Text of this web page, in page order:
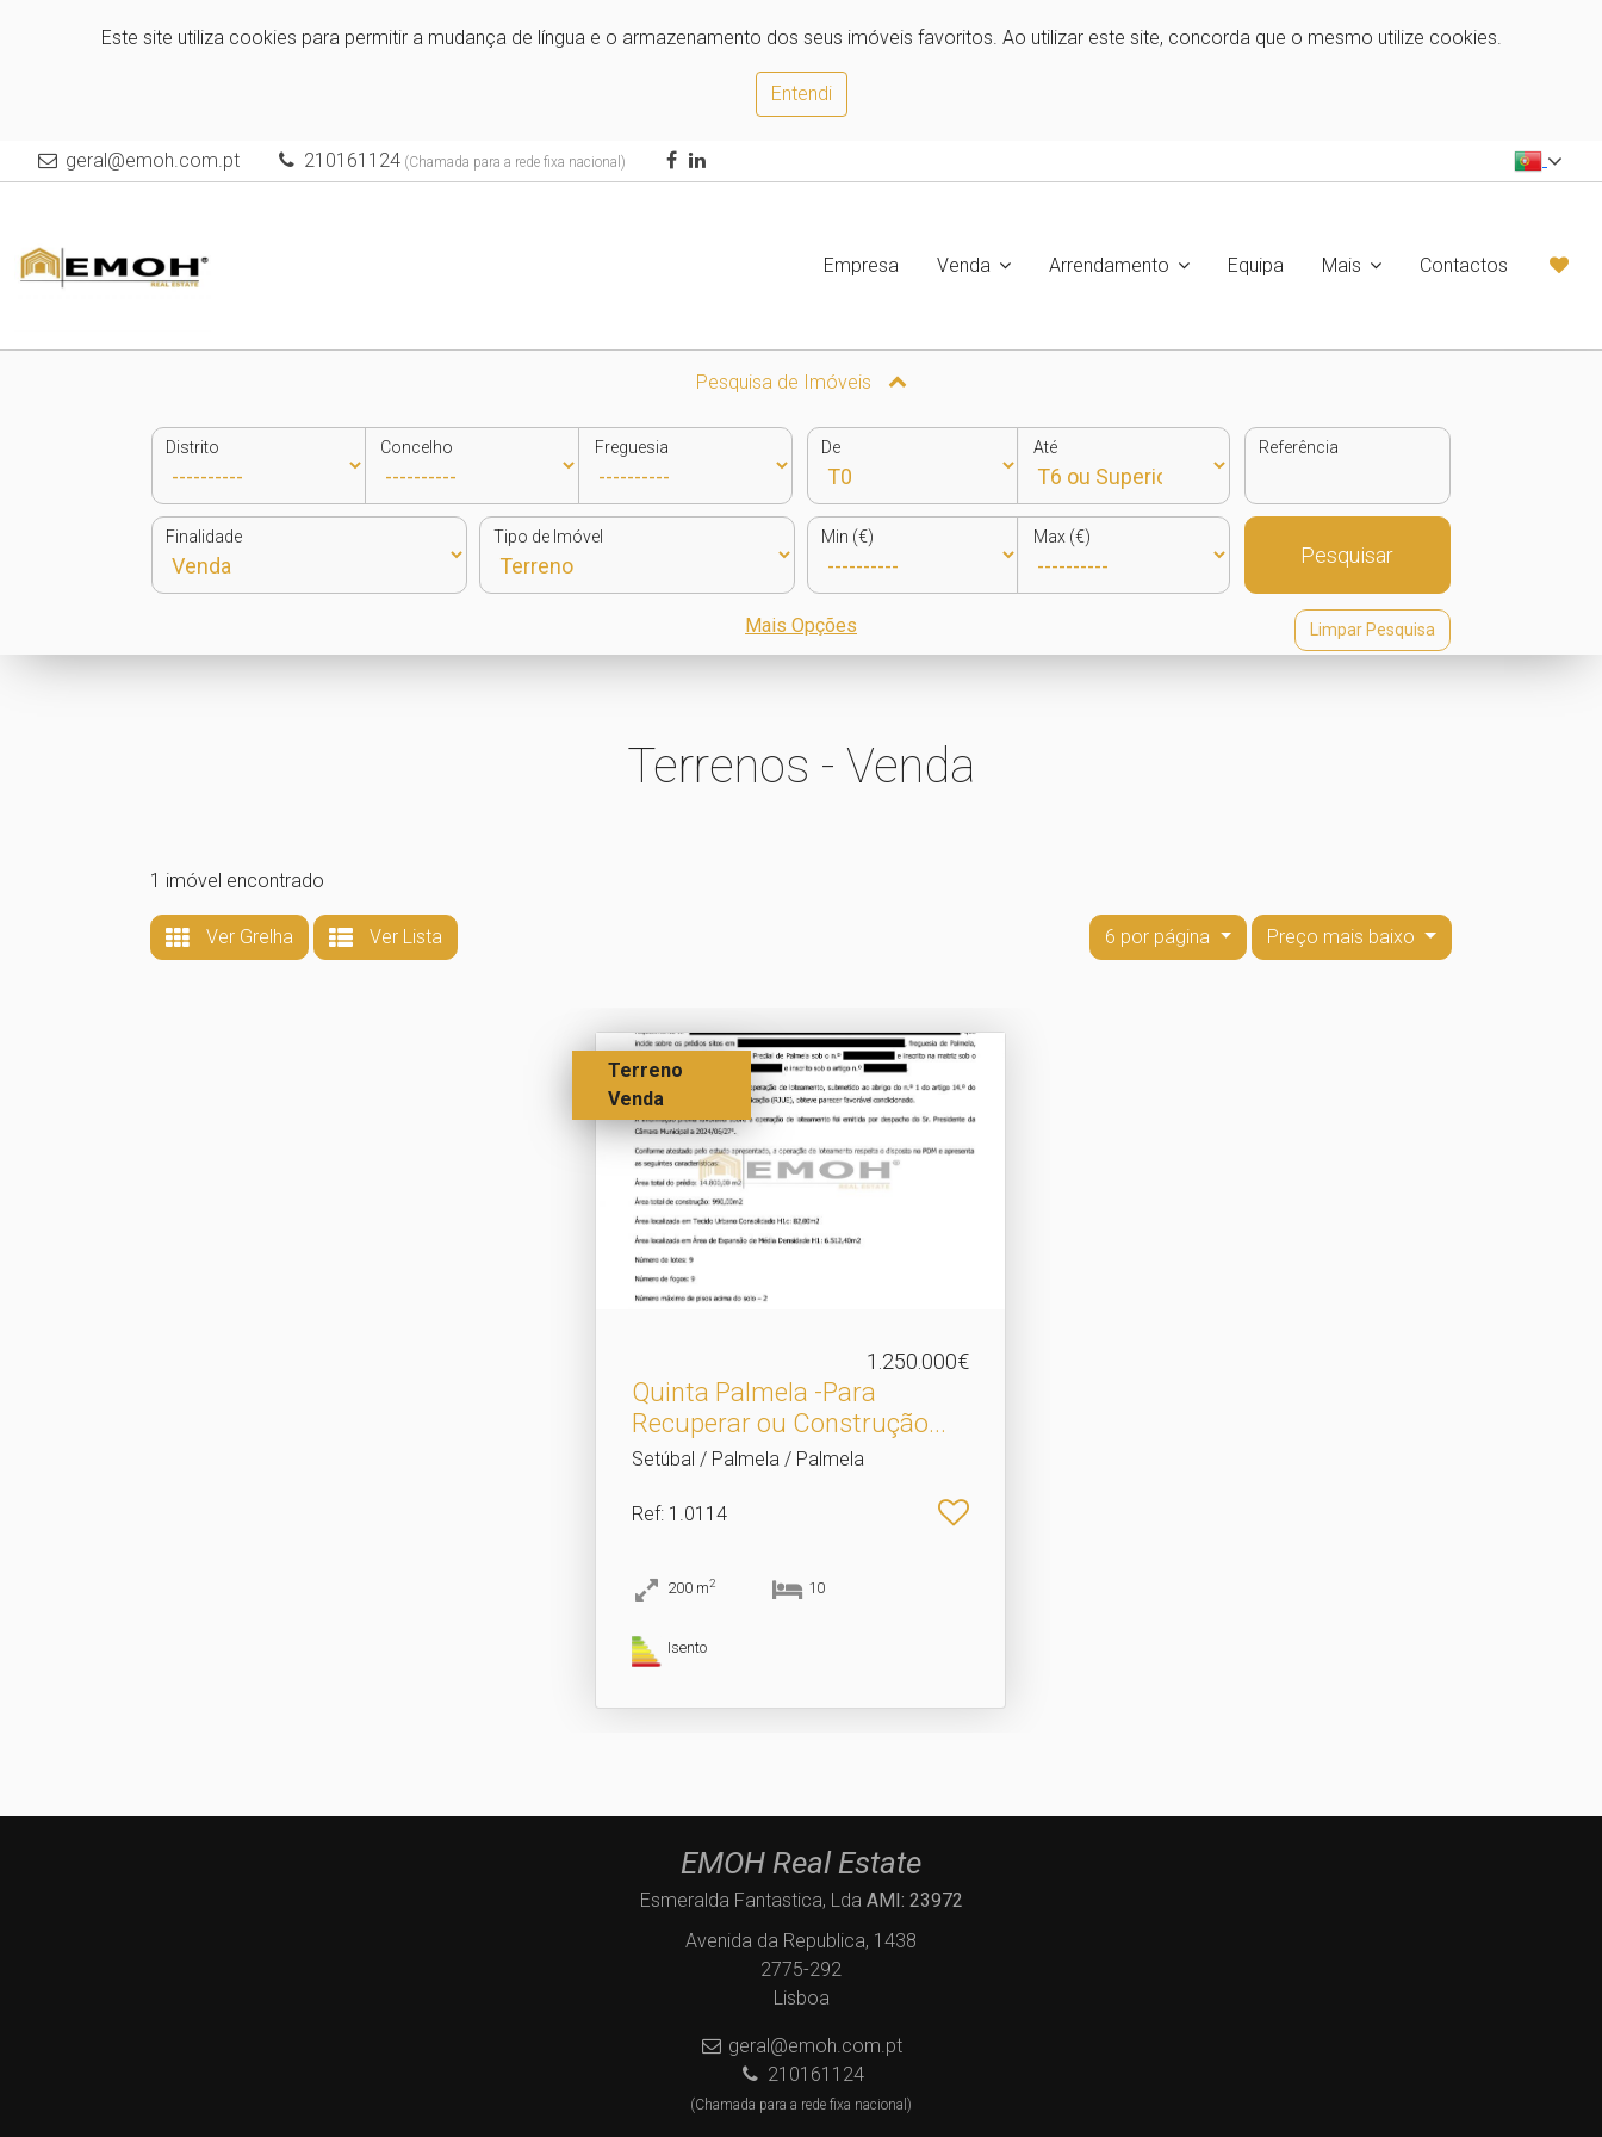
Este site utiliza cookies para permitir a mudança de língua e o armazenamento dos seus imóveis favoritos. Ao utilizar este site, concorda que o mesmo utilize cookies.
Entendi
geral@emoh.com.pt 210161124 (Chamada para a rede fixa nacional)
Empresa Venda Arrendamento Equipa Mais Contactos
Pesquisa de Imóveis
Distrito Concelho Freguesia De Até Referência
Finalidade Tipo de Imóvel Min (€) Max (€)
Pesquisar
Mais Opções Limpar Pesquisa
Terrenos - Venda
1 imóvel encontrado
Ver Grelha Ver Lista 6 por página Preço mais baixo
Terreno
Venda
1.250.000€
Quinta Palmela -Para
Recuperar ou Construção.​..
Setúbal / Palmela / Palmela
Ref: 1.0114
200 m2 10
Isento
EMOH Real Estate
Esmeralda Fantastica, Lda AMI: 23972
Avenida da Republica, 1438
2775-292
Lisboa
geral@emoh.com.pt
210161124
(Chamada para a rede fixa nacional)